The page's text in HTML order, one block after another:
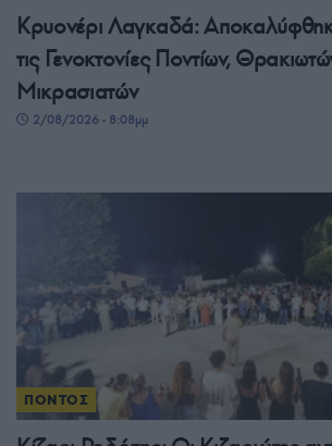
Κρυονέρι Λαγκαδά:
τις Γενοκτονίες Ποντίων,
Μικρασιατών
2/08/2026 - 8:08μμ
ΠΟΝΤΟΣ